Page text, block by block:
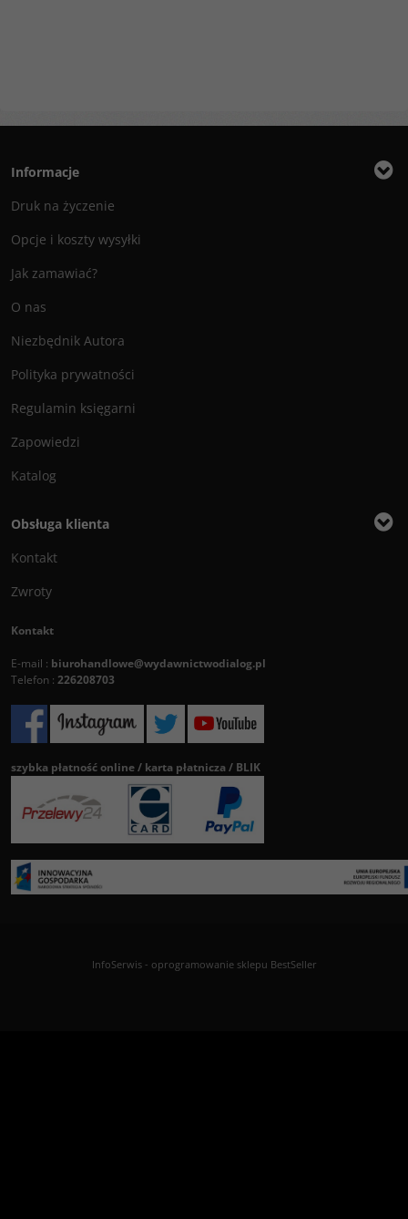
Informacje
Druk na życzenie
Opcje i koszty wysyłki
Jak zamawiać?
O nas
Niezbędnik Autora
Polityka prywatności
Regulamin księgarni
Zapowiedzi
Katalog
Obsługa klienta
Kontakt
Zwroty
Kontakt
E-mail : biurohandlowe@wydawnictwodialog.pl
Telefon : 226208703
szybka płatność online / karta płatnicza / BLIK
InfoSerwis- oprogramowanie sklepu BestSeller